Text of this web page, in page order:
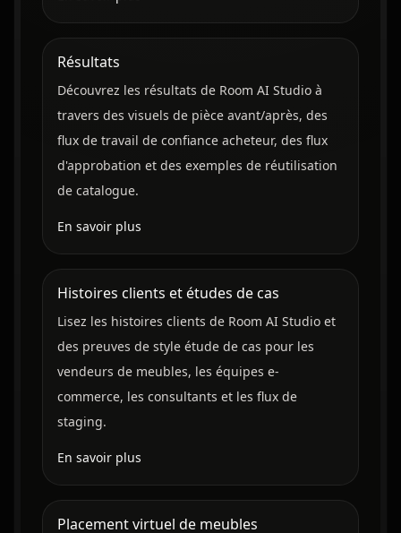
Résultats
Découvrez les résultats de Room AI Studio à
travers des visuels de pièce avant/après, des
flux de travail de confiance acheteur, des flux
d'approbation et des exemples de réutilisation
de catalogue.
En savoir plus
Histoires clients et études de cas
Lisez les histoires clients de Room AI Studio et
des preuves de style étude de cas pour les
vendeurs de meubles, les équipes e-
commerce, les consultants et les flux de
staging.
En savoir plus
Placement virtuel de meubles